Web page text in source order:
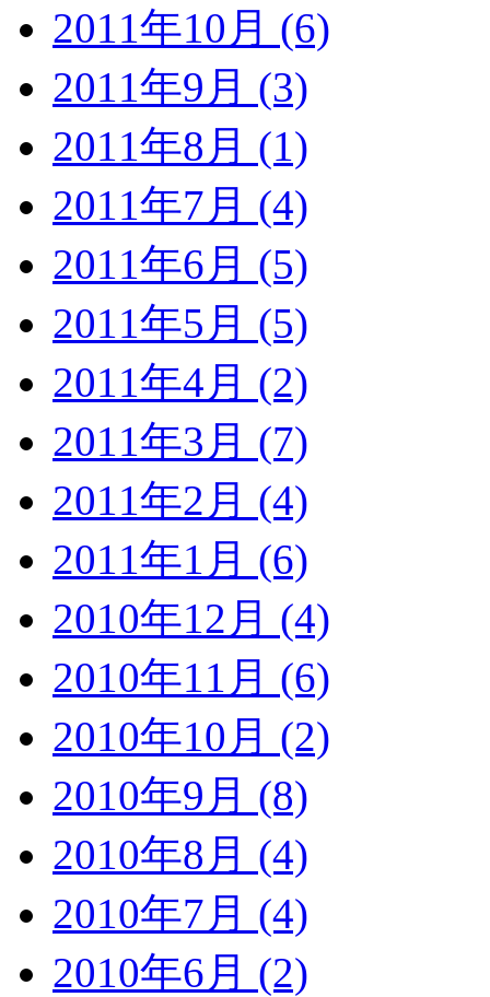
2011年10月 (6)
2011年9月 (3)
2011年8月 (1)
2011年7月 (4)
2011年6月 (5)
2011年5月 (5)
2011年4月 (2)
2011年3月 (7)
2011年2月 (4)
2011年1月 (6)
2010年12月 (4)
2010年11月 (6)
2010年10月 (2)
2010年9月 (8)
2010年8月 (4)
2010年7月 (4)
2010年6月 (2)